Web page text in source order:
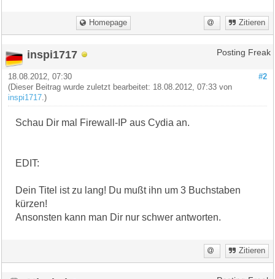
Homepage Zitieren
inspi1717 Posting Freak
#2
18.08.2012, 07:30
(Dieser Beitrag wurde zuletzt bearbeitet: 18.08.2012, 07:33 von
inspi1717 .)
Schau Dir mal Firewall-IP aus Cydia an.
EDIT:
Dein Titel ist zu lang! Du mußt ihn um 3 Buchstaben
kürzen!
Ansonsten kann man Dir nur schwer antworten.
Zitieren